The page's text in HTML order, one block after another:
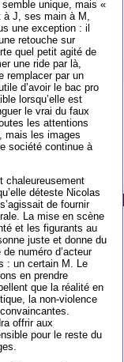
unique, mais «
à J, ses main à M,
une exception : il
retouche sur
quel petit agité de
une ride par là,
remplacer par un
d’avoir le bac pro
lorsqu’elle est
le vrai du faux
les attentions
mais les images
société continue à
chaleureusement
déteste Nicolas
de fournir
La mise en scène
et les figurants au
juste et donne du
numéro d’acteur
: un certain M. Le
en prendre
que la réalité en
la non-violence
offrir aux
pour le reste du